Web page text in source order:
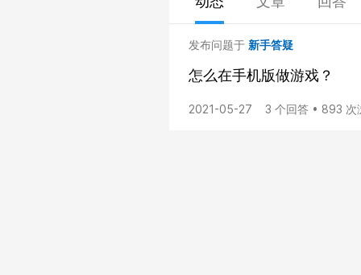
发布问题于 新手答疑
怎么在手机版做游戏？
2021-05-27 3 个回答 • 893 次